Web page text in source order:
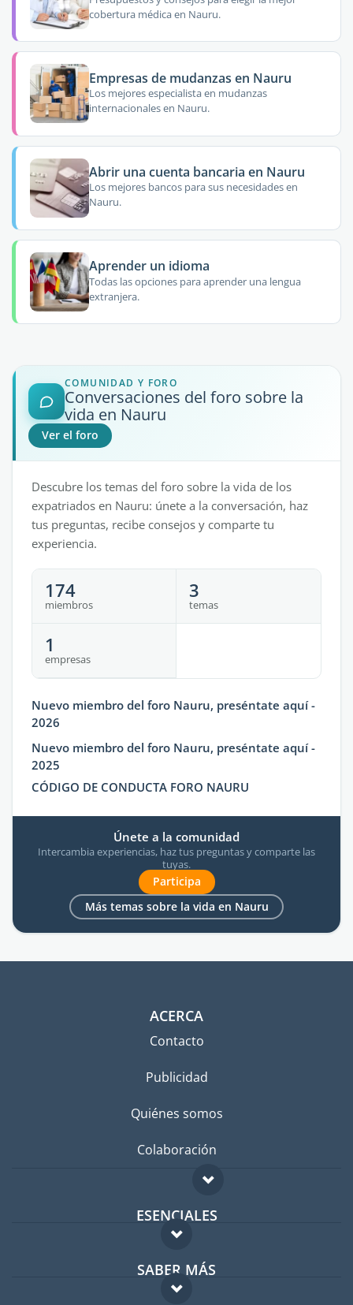
cobertura médica en Nauru.
Empresas de mudanzas en Nauru
Los mejores especialista en mudanzas
internacionales en Nauru.
Abrir una cuenta bancaria en Nauru
Los mejores bancos para sus necesidades en
Nauru.
Aprender un idioma
Todas las opciones para aprender una lengua
extranjera.
COMUNIDAD Y FORO
Conversaciones del foro sobre la
vida en Nauru
Ver el foro
Descubre los temas del foro sobre la vida de los
expatriados en Nauru: únete a la conversación, haz
tus preguntas, recibe consejos y comparte tu
experiencia.
174
miembros
3
temas
1
empresas
Nuevo miembro del foro Nauru, preséntate aquí -
2026
Nuevo miembro del foro Nauru, preséntate aquí -
2025
CÓDIGO DE CONDUCTA FORO NAURU
Únete a la comunidad
Intercambia experiencias, haz tus preguntas y comparte las
tuyas.
Participa
Más temas sobre la vida en Nauru
ACERCA
Contacto
Publicidad
Quiénes somos
Colaboración
ESENCIALES
Foro para expatriados
Guía para expatriados
SABER MÁS
FAQ